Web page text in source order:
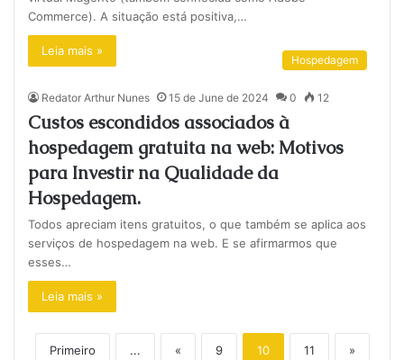
Commerce). A situação está positiva,…
Leia mais »
Hospedagem
Redator Arthur Nunes 15 de June de 2024 0 12
Custos escondidos associados à
hospedagem gratuita na web: Motivos
para Investir na Qualidade da
Hospedagem.
Todos apreciam itens gratuitos, o que também se aplica aos
serviços de hospedagem na web. E se afirmarmos que
esses…
Leia mais »
Primeiro ... « 9 10 11 »